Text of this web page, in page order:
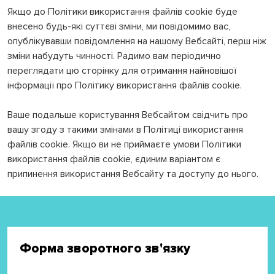
Якщо до Політики використання файлів cookie буде
внесено будь-які суттєві зміни, ми повідомимо вас,
опублікувавши повідомлення на нашому Вебсайті, перш ніж
зміни набудуть чинності. Радимо вам періодично
переглядати цю сторінку для отримання найновішої
інформації про Політику використання файлів cookie.
Ваше подальше користування Вебсайтом свідчить про
вашу згоду з такими змінами в Політиці використання
файлів cookie. Якщо ви не приймаєте умови Політики
використання файлів cookie, єдиним варіантом є
припинення використання Вебсайту та доступу до нього.
Форма зворотного зв'язку